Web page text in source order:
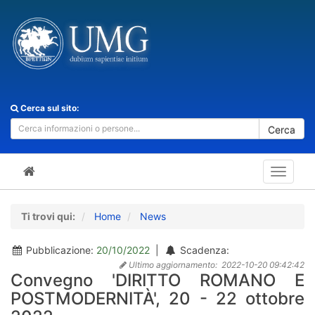
Cerca sul sito:
Cerca
Toggle
Ti trovi qui: Home News
Pubblicazione: 20/10/2022 Scadenza:
Ultimo aggiornamento: 2022-10-20 09:42:42
Convegno 'DIRITTO ROMANO E
POSTMODERNITÀ', 20 - 22 ottobre